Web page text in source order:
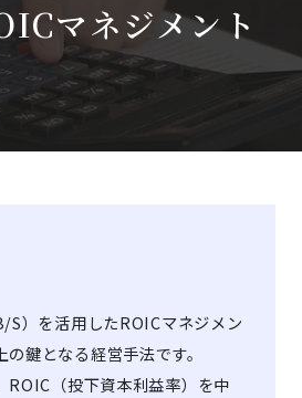
マネジメント
S）を活用したROICマネジメン
鍵となる経営手法です。
ROIC（投下資本利益率）を中